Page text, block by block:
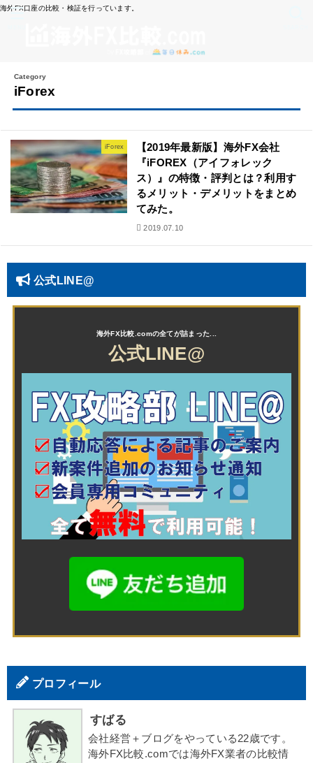
海外FX口座の比較・検証を行っています。
iForex
iForex
【2019年最新版】海外FX会社
『iFOREX（アイフォレック
ス）』の特徴・評判とは？利用す
るメリット・デメリットをまとめ
てみた。
2019.07.10
公式LINE@
公式LINE@
プロフィール
すばる
会社経営＋ブログをやっている22歳です。
海外FX比較.comでは海外FX業者の比較情